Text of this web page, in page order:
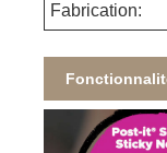
Fabrication: